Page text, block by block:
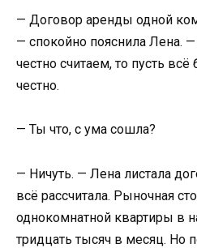
— Договор аренды одной
— спокойно пояснила Лена.
честно считаем, то пусть
честно.
— Ты что, с ума сошла?
— Ничуть. — Лена листала
всё рассчитала. Рыночная
однокомнатной квартиры в
тридцать тысяч в месяц. Но